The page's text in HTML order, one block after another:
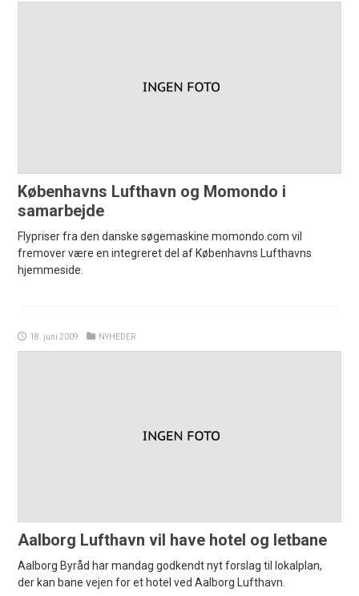
Københavns Lufthavn og Momondo i
samarbejde
Flypriser fra den danske søgemaskine momondo.com vil
fremover være en integreret del af Københavns Lufthavns
hjemmeside.
18. juni 2009 NYHEDER
Aalborg Lufthavn vil have hotel og letbane
Aalborg Byråd har mandag godkendt nyt forslag til lokalplan,
der kan bane vejen for et hotel ved Aalborg Lufthavn.